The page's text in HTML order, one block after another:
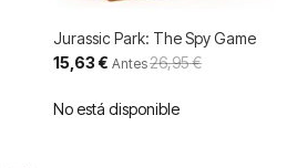
Jurassic Park: The Spy Game
Precio
especial
15,63 € Antes26,95 €
No está disponible